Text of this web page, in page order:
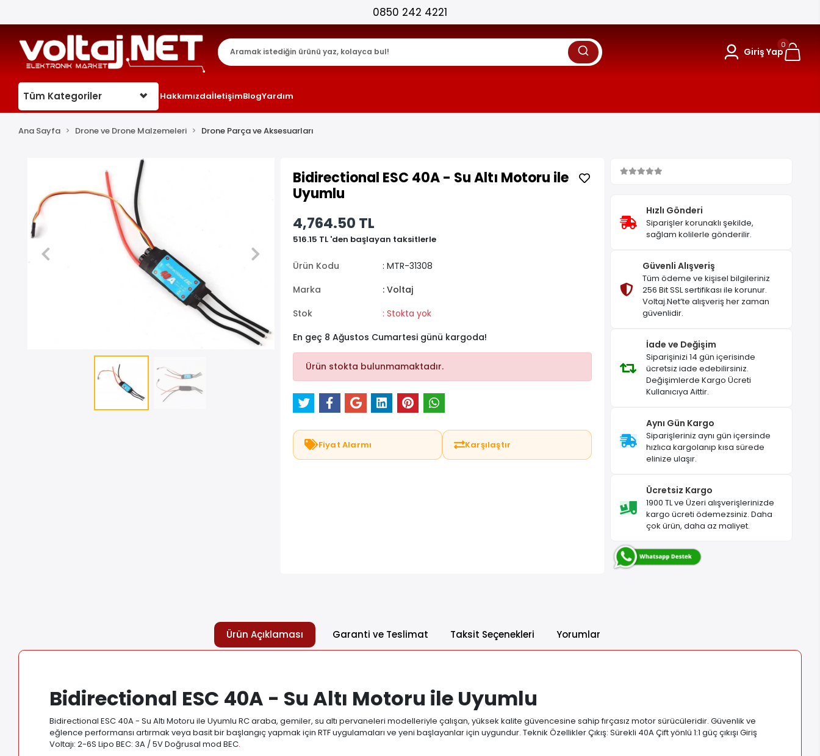
25.000+ AKTİF ÜRÜN !
Giriş Yap
0
Tüm Kategoriler HakkımızdaİletişimBlogYardım
Ana Sayfa Drone ve Drone Malzemeleri Drone Parça ve Aksesuarları
Bidirectional ESC 40A - Su Altı Motoru ile
Uyumlu
4,764.50 TL
516.15 TL 'den başlayan taksitlerle
Ürün Kodu
: MTR-31308
Marka
: Voltaj
Stok
: Stokta yok
En geç 8 Ağustos Cumartesi günü kargoda!
Ürün stokta bulunmamaktadır.
Fiyat Alarmı Karşılaştır
Hızlı Gönderi
Siparişler korunaklı şekilde,
sağlam kolilerle gönderilir.
Güvenli Alışveriş
Tüm ödeme ve kişisel bilgileriniz
256 Bit SSL sertifikası ile korunur.
Voltaj.Net’te alışveriş her zaman
güvenlidir.
İade ve Değişim
Siparişinizi 14 gün içerisinde
ücretsiz iade edebilirsiniz.
Değişimlerde Kargo Ücreti
Kullanıcıya Aittir.
Aynı Gün Kargo
Siparişleriniz aynı gün içersinde
hızlıca kargolanıp kısa sürede
elinize ulaşır.
Ücretsiz Kargo
1900 TL ve Üzeri alışverişlerinizde
kargo ücreti ödemezsiniz. Daha
çok ürün, daha az maliyet.
Ürün Açıklaması Garanti ve Teslimat Taksit Seçenekleri Yorumlar
Bidirectional ESC 40A - Su Altı Motoru ile Uyumlu
Bidirectional ESC 40A - Su Altı Motoru ile Uyumlu RC araba, gemiler, su altı pervaneleri modelleriyle çalışan, yüksek kalite güvencesine sahip fırçasız motor sürücüleridir. Güvenlik ve
eğlence performansı artırmak veya basit bir başlangıç ​​yapmak için RTF uygulamaları ve yeni başlayanlar için uygundur. Teknik Özellikler Çıkış: Sürekli 40A Çift yönlü 1:1 güç çıkışı Giriş
Voltajı: 2-6S Lipo BEC: 3A / 5V Doğrusal mod BEC.